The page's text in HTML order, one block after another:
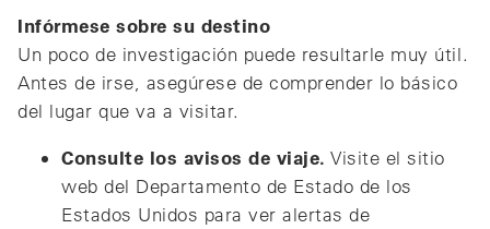
Infórmese sobre su destino
Un poco de investigación puede resultarle muy útil.
Antes de irse, asegúrese de comprender lo básico
del lugar que va a visitar.
Consulte los avisos de viaje. Visite el sitio
web del Departamento de Estado de los
Estados Unidos para ver alertas de